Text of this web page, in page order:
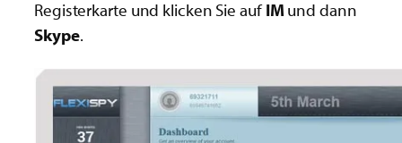
Registerkarte und klicken Sie aufIM und dann
Skype.